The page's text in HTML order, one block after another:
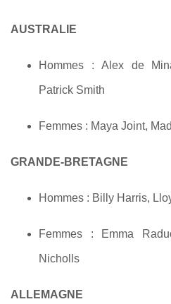
AUSTRALIE
Hommes : Alex de
Patrick Smith
Femmes : Maya Joint,
GRANDE-BRETAGNE
Hommes : Billy Harris,
Femmes : Emma
Nicholls
ALLEMAGNE